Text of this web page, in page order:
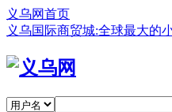
义乌网首页
义乌国际商贸城:全球最大的